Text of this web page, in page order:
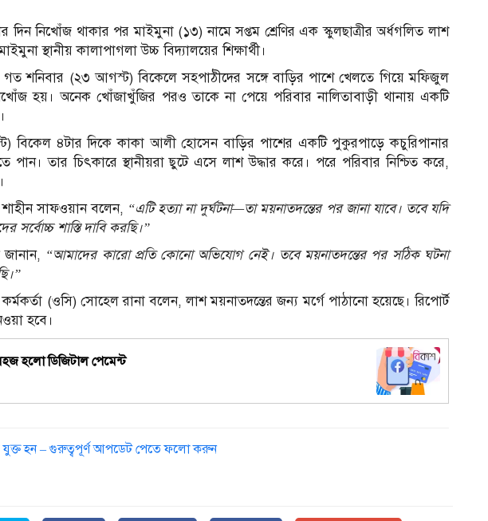
দিন নিখোঁজ থাকার পর মাইমুনা (১৩) নামে সপ্তম শ্রেণির এক স্কুলছাত্রীর অর্ধগলিত লাশ
স্থানীয় কালাপাগলা উচ্চ বিদ্যালয়ের শিক্ষার্থী।
গত শনিবার (২৩ আগস্ট) বিকেলে সহপাঠীদের সঙ্গে বাড়ির পাশে খেলতে গিয়ে মফিজুল
হয়। অনেক খোঁজাখুঁজির পরও তাকে না পেয়ে পরিবার নালিতাবাড়ী থানায় একটি
৪টার দিকে কাকা আলী হোসেন বাড়ির পাশের একটি পুকুরপাড়ে কচুরিপানার
পান। তার চিৎকারে স্থানীয়রা ছুটে এসে লাশ উদ্ধার করে। পরে পরিবার নিশ্চিত করে,
সাফওয়ান বলেন, “এটি হত্যা না দুর্ঘটনা—তা ময়নাতদন্তের পর জানা যাবে। তবে যদি
সর্বোচ্চ শাস্তি দাবি করছি।”
“আমাদের কারো প্রতি কোনো অভিযোগ নেই। তবে ময়নাতদন্তের পর সঠিক ঘটনা
কর্মকর্তা (ওসি) সোহেল রানা বলেন, লাশ ময়নাতদন্তের জন্য মর্গে পাঠানো হয়েছে। রিপোর্ট
হবে।
হলো ডিজিটাল পেমেন্ট
হন – গুরুত্বপূর্ণ আপডেট পেতে ফলো করুন